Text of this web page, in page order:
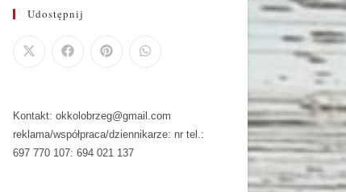
Udostępnij
Kontakt: okkolobrzeg@gmail.com
reklama/współpraca/dziennikarze: nr tel.:
697 770 107: 694 021 137